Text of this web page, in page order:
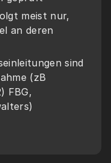
meist nur,
an deren
sind
(zB
FBG,